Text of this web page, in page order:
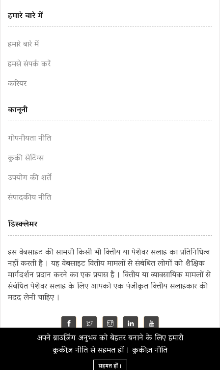
हमारे बारे में
हमारे बारे में
हमसे संपर्क करें
करियर
कानूनी
गोपनीयता नीति
कुकी सेटिंग्स
उपयोग की शर्तें
संपादकीय नीति
डिस्क्लेमर
इस वेबसाइट की सामग्री किसी भी वित्तीय या पेशेवर सलाह का प्रतिनिधित्व
नहीं करती है । यह वेबसाइट वित्तीय मामलों से संबंधित लोगों को शैक्षिक
मार्गदर्शन प्रदान करने का एक प्रयास है । वित्तीय या व्यावसायिक मामलों से
संबंधित पेशेवर सलाह के लिए आपको एक पंजीकृत वित्तीय सलाहकार की
मदद लेनी चाहिए ।
©2023 MahaMoney
अपने ब्राउज़िंग अनुभव को बेहतर बनाने के लिए हमारी
कुकीज़ नीति से सहमत हों । कुकीज़ नीति
सहमत हों ।